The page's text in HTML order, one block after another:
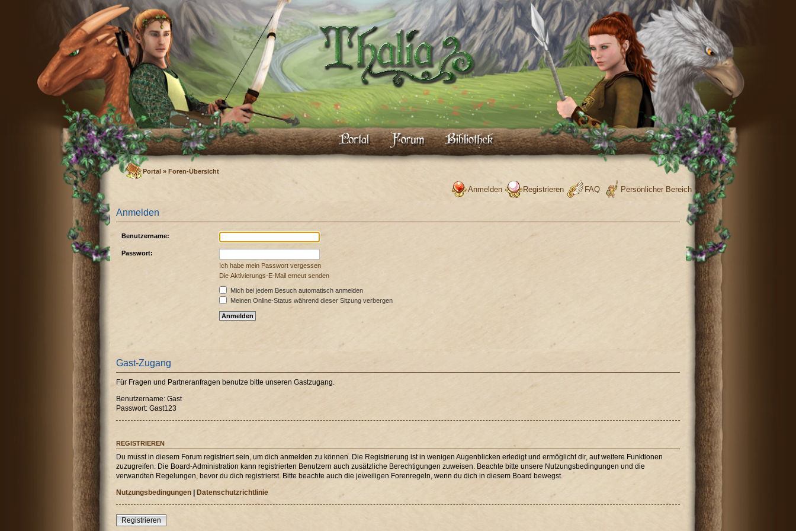
Portal » Foren-Übersicht
Persönlicher Bereich
FAQ
Registrieren
Anmelden
Anmelden
Benutzername:
Passwort:
Ich habe mein Passwort vergessen
Die Aktivierungs-E-Mail erneut senden
Mich bei jedem Besuch automatisch anmelden
Meinen Online-Status während dieser Sitzung verbergen
Gast-Zugang
Für Fragen und Partneranfragen benutze bitte unseren Gastzugang.
Benutzername: Gast
Passwort: Gast123
REGISTRIEREN
Du musst in diesem Forum registriert sein, um dich anmelden zu können. Die Registrierung ist in wenigen Augenblicken erledigt und ermöglicht dir, auf weitere Funktionen
zuzugreifen. Die Board-Administration kann registrierten Benutzern auch zusätzliche Berechtigungen zuweisen. Beachte bitte unsere Nutzungsbedingungen und die
verwandten Regelungen, bevor du dich registrierst. Bitte beachte auch die jeweiligen Forenregeln, wenn du dich in diesem Board bewegst.
Nutzungsbedingungen |Datenschutzrichtlinie
Registrieren